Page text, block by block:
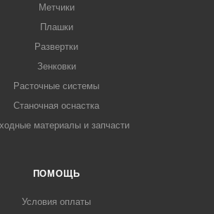
Метчики
Плашки
Развертки
Зенковки
Расточные системы
Станочная оснастка
материалы и запчасти
ПОМОЩЬ
Условия оплаты